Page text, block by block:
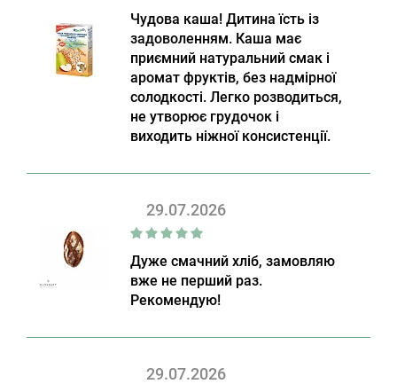
Чудова каша! Дитина їсть із
задоволенням. Каша має
приємний натуральний смак і
аромат фруктів, без надмірної
солодкості. Легко розводиться,
не утворює грудочок і
виходить ніжної консистенції.
29.07.2026
Дуже смачний хліб, замовляю
вже не перший раз.
Рекомендую!
29.07.2026